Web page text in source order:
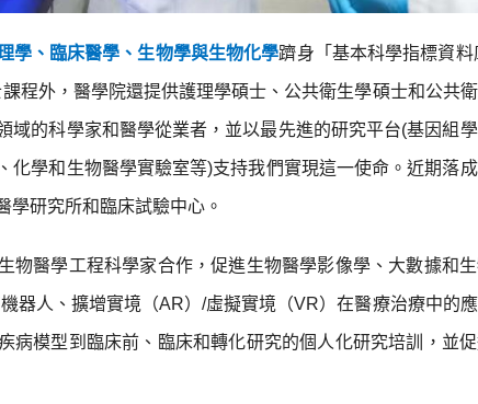
學、臨床醫學、生物學與生物化學躋身「基本科學指標資料
程外，醫學院還提供護理學碩士、公共衛生學碩士和公共
域的科學家和醫學從業者，並以最先進的研究平台(基因組
化學和生物醫學實驗室等)支持我們實現這一使命。近期落
學研究所和臨床試驗中心。
物醫學工程科學家合作，促進生物醫學影像學、大數據和
器人、擴增實境（AR）/虛擬實境（VR）在醫療治療中的
病模型到臨床前、臨床和轉化研究的個人化研究培訓，並